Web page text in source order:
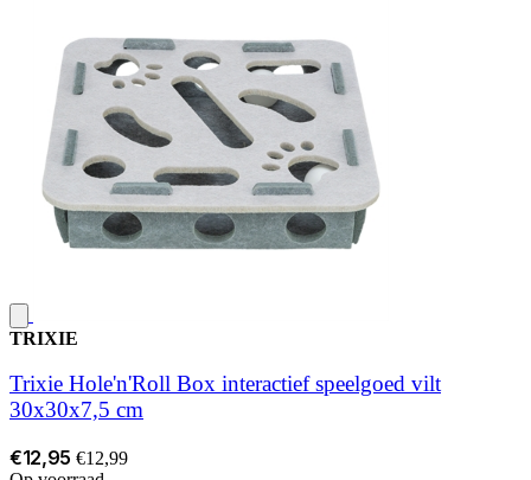
TRIXIE
Trixie Hole'n'Roll Box interactief speelgoed vilt
30x30x7,5 cm
€12,95 €12,99